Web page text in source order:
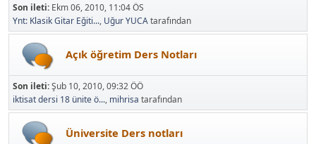
Son ileti: Ekm 06, 2010, 11:04 ÖS
Ynt: Klasik Gitar Eğiti..., Uğur YUCAtarafından
Açık öğretim Ders Notları
Son ileti:Şub 10, 2010, 09:32 ÖÖ
iktisat dersi 18 ünite ö..., mihrisa tarafından
Üniversite Ders notları